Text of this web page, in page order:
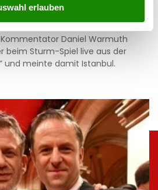
erlauben
EMRE KURT
Kommentator Daniel Warmuth
beim Sturm-Spiel live aus der
und meinte damit Istanbul.